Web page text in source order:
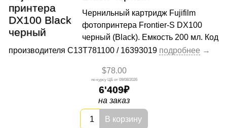
Чернильный картридж Fujifilm
фотопринтера Frontier-S DX100
черный (Black). Емкость 200 мл. Код
производителя C13T781100 / 16393019
$78.00
09/08/2026
6'409
на заказ
В корзину